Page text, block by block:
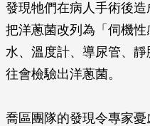
發現牠們在病人手術後
把洋蔥菌改列為「伺機
水、溫度計、導尿管、
往會檢驗出洋蔥菌。
喬區團隊的發現令專家